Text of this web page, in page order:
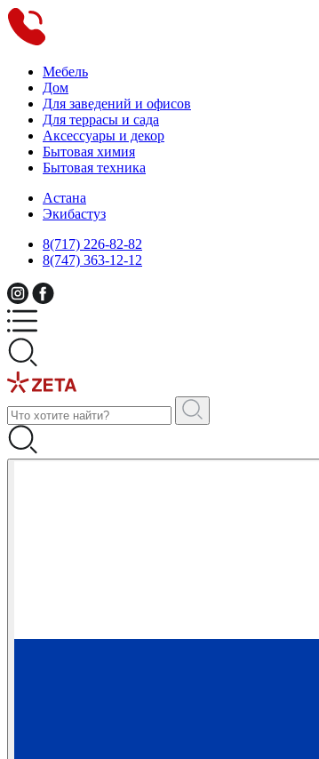
Мебель
Дом
Для заведений и офисов
Для террасы и сада
Аксессуары и декор
Бытовая химия
Бытовая техника
Астана
Экибастуз
8(717) 226-82-82
8(747) 363-12-12